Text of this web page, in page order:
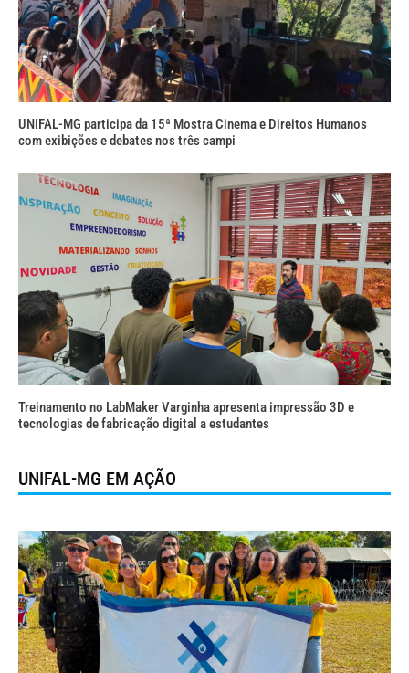
UNIFAL-MG participa da 15ª Mostra Cinema e Direitos Humanos
com exibições e debates nos três campi
Treinamento no LabMaker Varginha apresenta impressão 3D e
tecnologias de fabricação digital a estudantes
UNIFAL-MG EM AÇÃO